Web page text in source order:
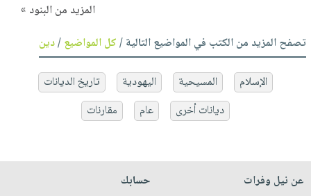
المزيد من البنود »
تصفح المزيد من الكتب في المواضيع التالية /كل المواضيع/دين
الإسلام المسيحية اليهودية
تاريخ الديانات
ديانات أخرى
عام مقارنات
عن نيل وفرات
حسابك